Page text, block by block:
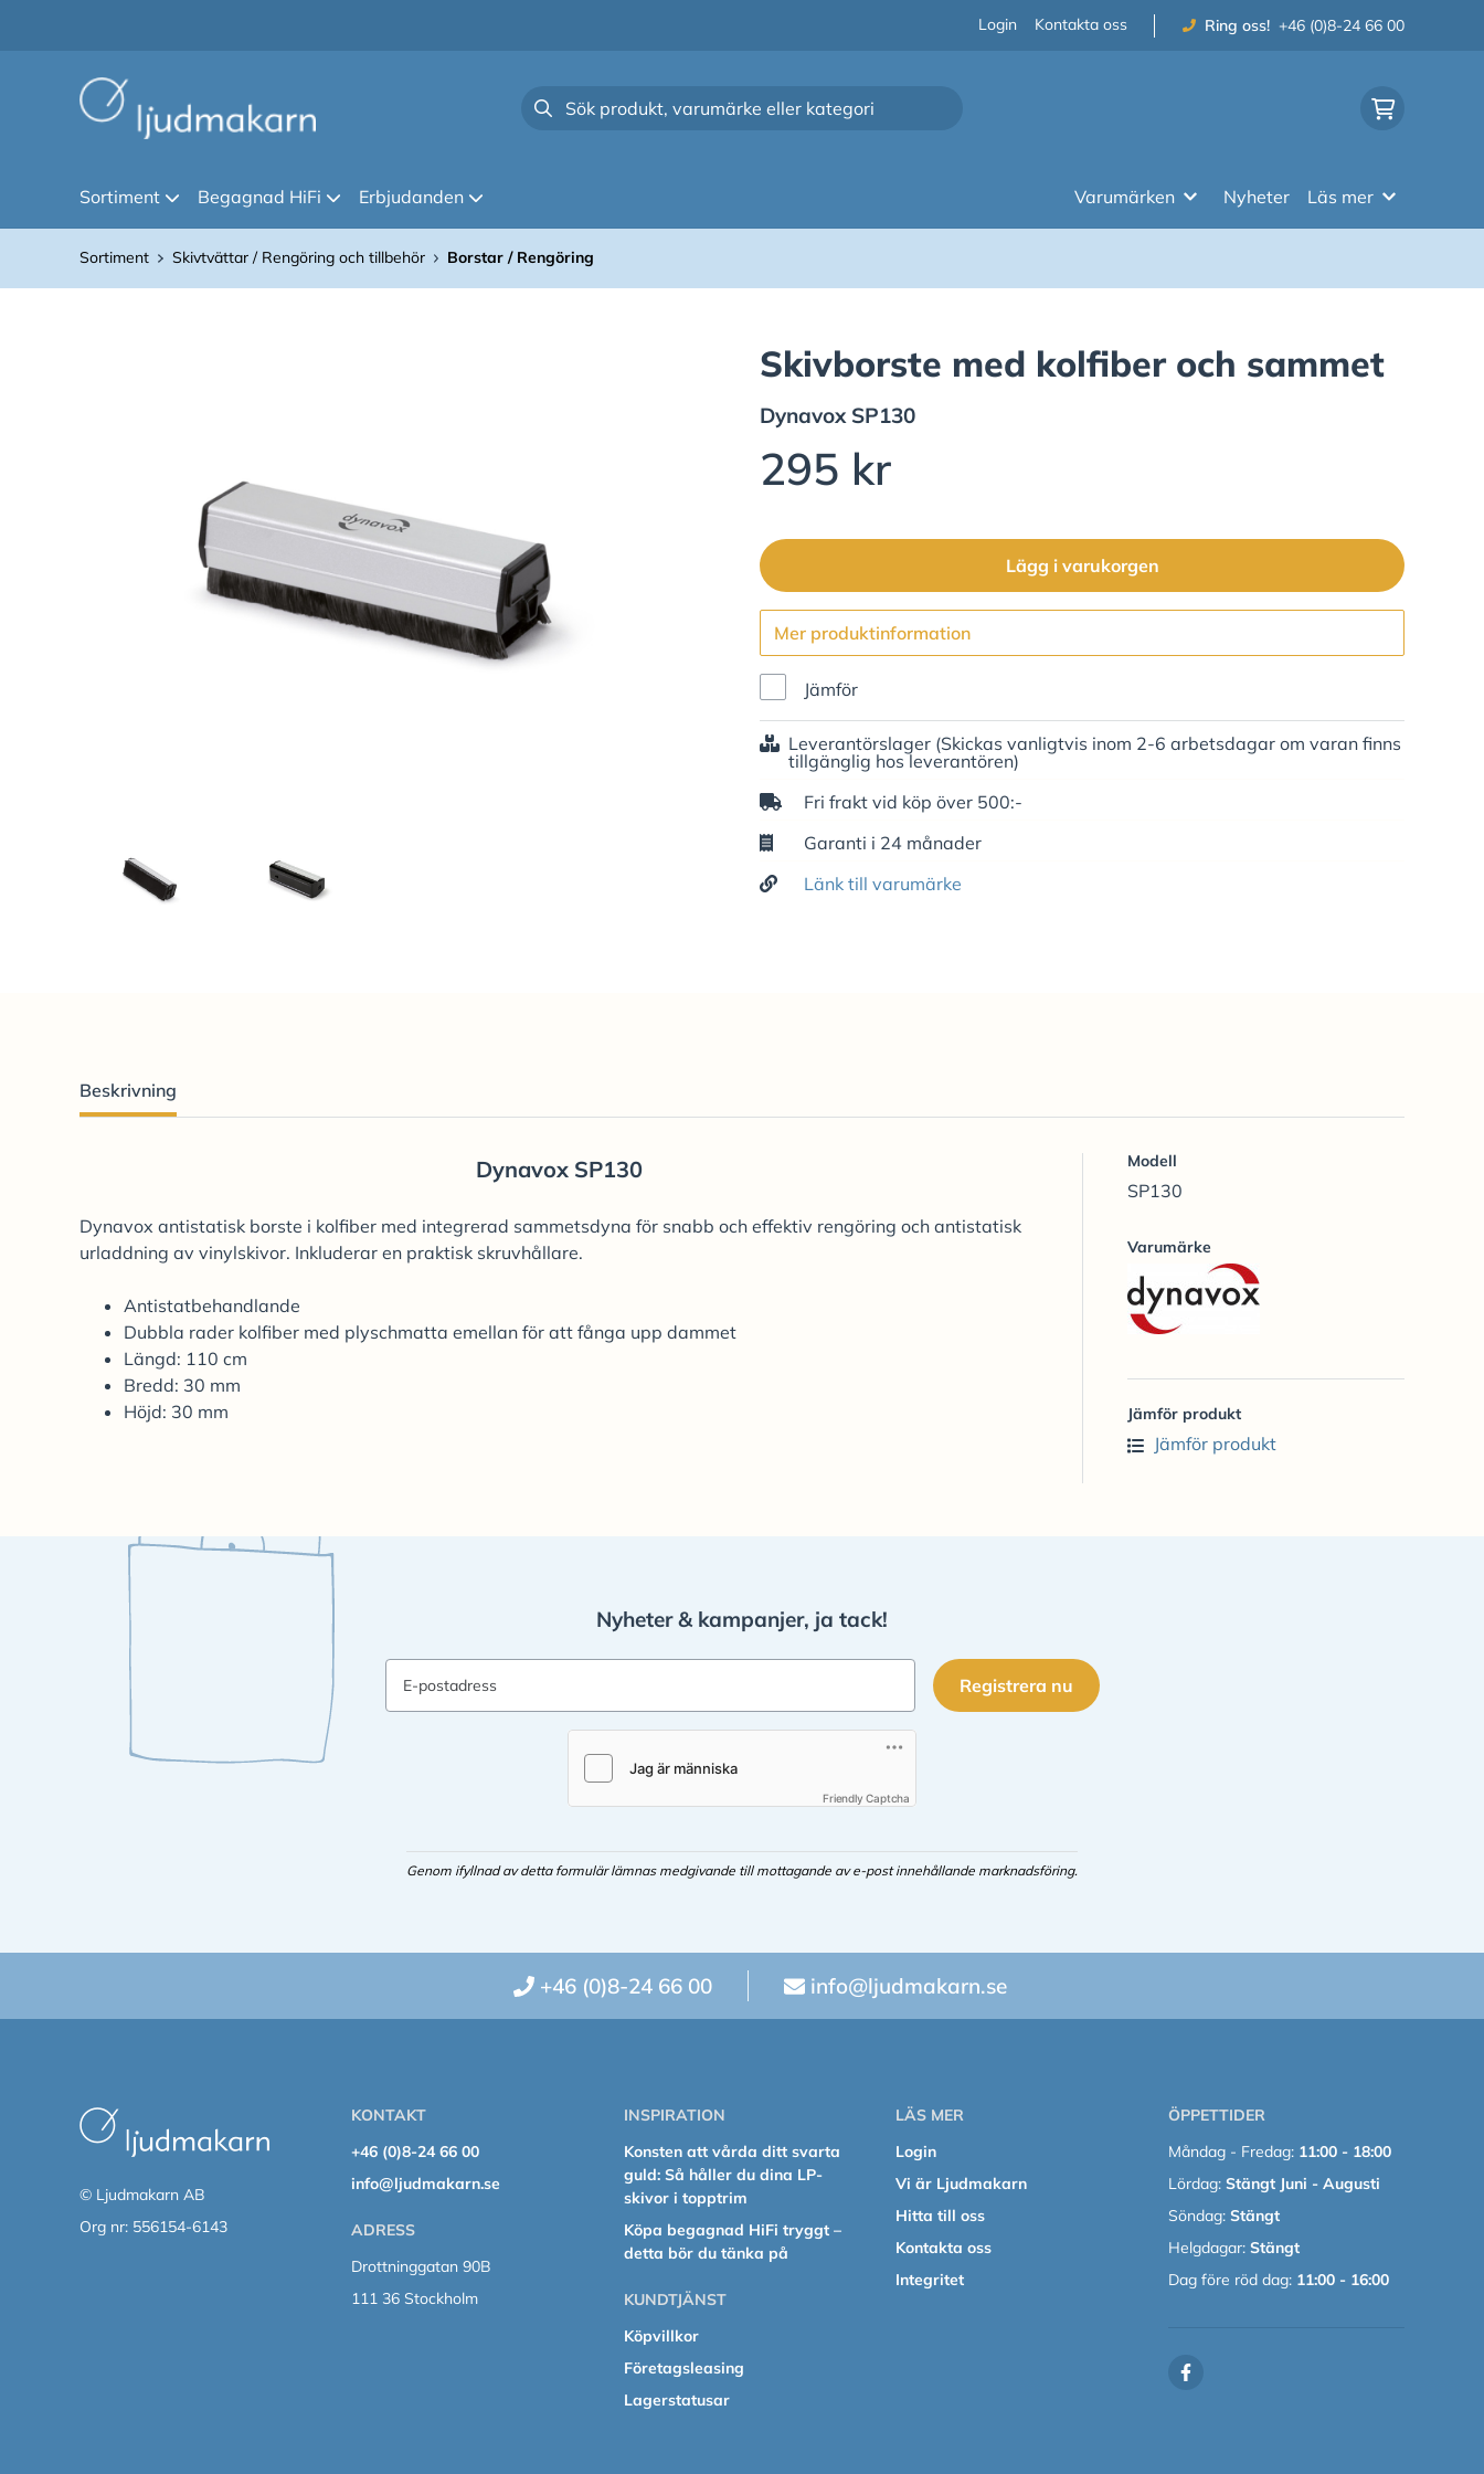
Login Kontakta oss Ring oss! +46 (0)8-24 66 00
Sortiment Begagnad HiFi Erbjudanden Varumärken Nyheter Läs mer
Sortiment Skivtvättar / Rengöring och tillbehör Borstar / Rengöring
Skivborste med kolfiber och sammet
Dynavox SP130
295 kr
Lägg i varukorgen
Mer produktinformation
Jämför
Leverantörslager (Skickas vanligtvis inom 2-6 arbetsdagar om varan finns
tillgänglig hos leverantören)
Fri frakt vid köp över 500:-
Garanti i 24 månader
Länk till varumärke
Beskrivning
Dynavox SP130
Dynavox antistatisk borste i kolfiber med integrerad sammetsdyna för snabb och effektiv rengöring och antistatisk
urladdning av vinylskivor. Inkluderar en praktisk skruvhållare.
Antistatbehandlande
Dubbla rader kolfiber med plyschmatta emellan för att fånga upp dammet
Längd: 110 cm
Bredd: 30 mm
Höjd: 30 mm
Modell
SP130
Varumärke
Jämför produkt
Jämför produkt
Nyheter & kampanjer, ja tack!
E-postadress Registrera nu
Friendly Captcha
Genom ifyllnad av detta formulär lämnas medgivande till mottagande av e-post innehållande marknadsföring.
+46 (0)8-24 66 00 info@ljudmakarn.se
© Ljudmakarn AB
Org nr: 556154-6143
KONTAKT
+46 (0)8-24 66 00
info@ljudmakarn.se
ADRESS
Drottninggatan 90B
111 36 Stockholm
INSPIRATION
Konsten att vårda ditt svarta
guld: Så håller du dina LP-
skivor i topptrim
Köpa begagnad HiFi tryggt –
detta bör du tänka på
KUNDTJÄNST
Köpvillkor
Företagsleasing
Lagerstatusar
LÄS MER
Login
Vi är Ljudmakarn
Hitta till oss
Kontakta oss
Integritet
ÖPPETTIDER
Måndag - Fredag: 11:00 - 18:00
Lördag:Stängt Juni - Augusti
Söndag:Stängt
Helgdagar:Stängt
Dag före röd dag:11:00 - 16:00